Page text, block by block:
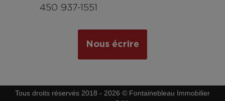
450 937-1551
Nous écrire
Tous droits réservés 2018 - 2026 © Fontainebleau Immobilier